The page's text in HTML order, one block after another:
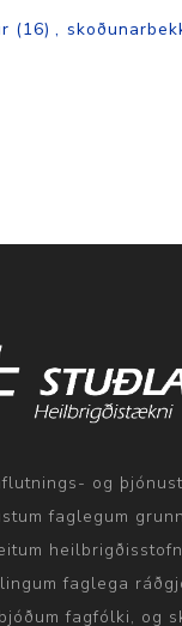
(16) ,
og
faglegum
faglega
fagfólki, og